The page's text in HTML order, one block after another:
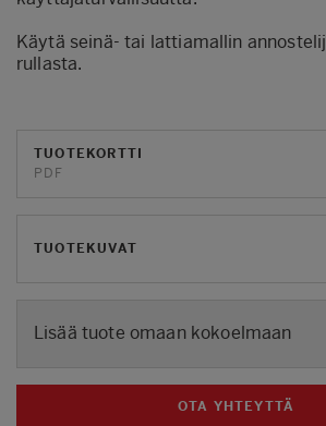
Käytä seinä- tai lattiamallin
rullasta.
TUOTEKORTTI
PDF
TUOTEKUVAT
Lisää tuote omaan kokoelmaan
OTA YHTEYTTÄ